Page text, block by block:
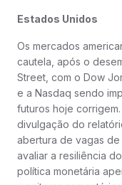
Estados Unidos
Os mercados
cautela, após o
Street, com o Dow
e a Nasdaq sendo
futuros hoje
divulgação do
abertura de vagas
avaliar a resiliência
política monetária